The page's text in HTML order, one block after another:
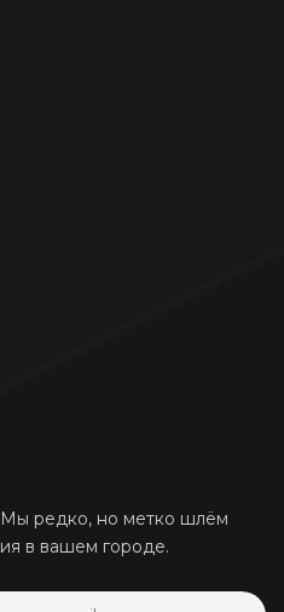
редко, но метко шлём
в вашем городе.